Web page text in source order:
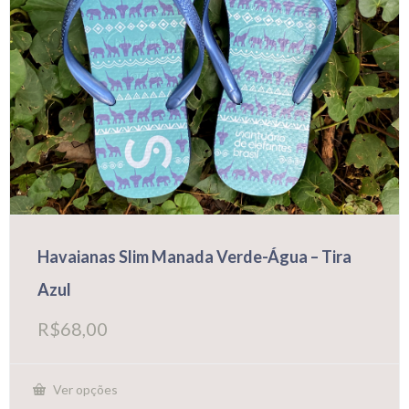
Havaianas Slim Manada Verde-Água – Tira
Azul
R$68,00
Ver opções
Este